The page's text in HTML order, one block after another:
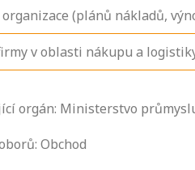
(plánů nákladů,
v oblasti nákupu a
orgán: Ministerstvo
Obchod
Zjistěte, jak se
zkoušce a kde